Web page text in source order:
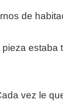
de
estaba
vez le